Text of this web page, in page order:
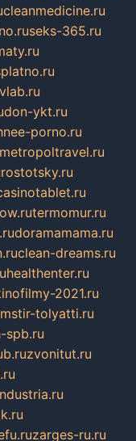
cleanmedicine.ru
seks-365.ru
don-ykt.ru
porno.ru
metropoltravel.ru
rostotsky.ru
termomur.ru
doramamama.ru
clean-dreams.ru
healthenter.ru
2021.ru
tolyatti.ru
spb.ru
zvonitut.ru
zarges-ru.ru